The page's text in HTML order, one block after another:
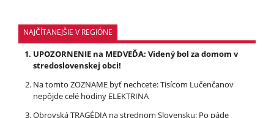
NAJČÍTANEJŠIE V REGIÓNE
UPOZORNENIE na MEDVEĎA: Videný bol za domom v
stredoslovenskej obci!
Na tomto ZOZNAME byť nechcete: Tisícom Lučenčanov
nepôjde celé hodiny ELEKTRINA
Obrovská TRAGÉDIA na strednom Slovensku: Po páde